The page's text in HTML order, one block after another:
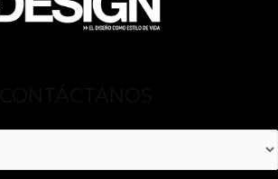
CONTÁCTANOS